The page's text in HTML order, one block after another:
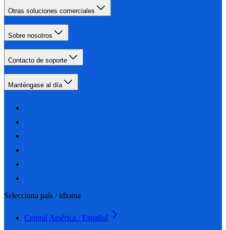
Otras soluciones comerciales
Sobre nosotros
Contacto de soporte
Manténgase al día
Selecciona país / idioma
Central América / Español